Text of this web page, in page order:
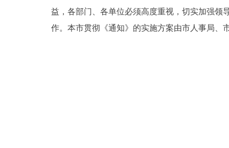
中介服务
益，各部门、各单位必须高度重视，切实加强领
作。本市贯彻《通知》的实施方案由市人事局、